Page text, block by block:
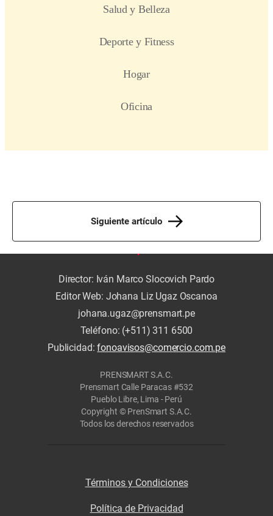
Siguiente artículo
Director: Iván Marco Slocovich Pardo
Editor Web: Johana Liz Ugaz Oscanoa
johana.ugaz@prensmart.pe
Teléfono: (+511) 311 6500
Publicidad:fonoavisos@comercio.com.pe
PRENSMART S.A.C.
Prensmart Calle Paracas #532
Pueblo Libre, Lima - Perú
Copyright © PrenSmart S.A.C.
Todos los derechos reservados
Términos y Condiciones
Política de Privacidad